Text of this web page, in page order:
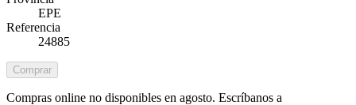
EPE
Referencia
24885
Comprar
Compras online no disponibles en agosto. Escríbanos a